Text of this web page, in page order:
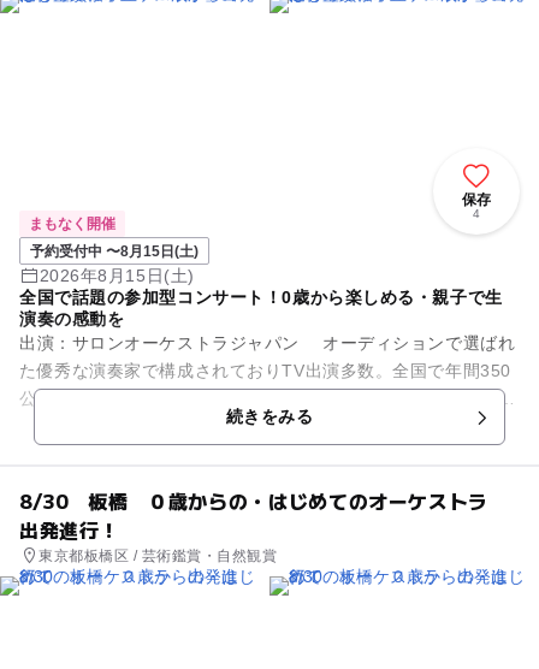
保存
4
まもなく開催
予約受付中 〜8月15日(土)
2026年8月15日(土)
全国で話題の参加型コンサート！0歳から楽しめる・親子で生
演奏の感動を
出演：サロンオーケストラジャパン オーディションで選ばれ
た優秀な演奏家で構成されておりTV出演多数。全国で年間350
公演開催の人気団体です。 目の前で繰り広げられるサロンオー
続きをみる
8/30 板橋 ０歳からの・はじめてのオーケストラ
出発進行！
東京都板橋区 / 芸術鑑賞・自然観賞